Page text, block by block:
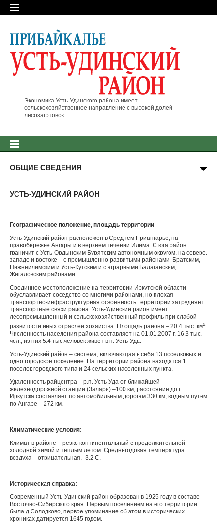
Экономика Усть-Удинского района имеет
сельскохозяйственное направление с высокой долей
лесозаготовок.
ОБЩИЕ СВЕДЕНИЯ
УСТЬ-УДИНСКИЙ РАЙОН
Географическое положение, площадь территории
Усть-Удинский район расположен в Среднем Приангарье, на
правобережье Ангары и в верхнем течении Илима. С юга район
граничит с Усть-Ордынским Бурятским автономным округом, на севере,
западе и востоке – с промышленно-развитыми районами Братским,
Нижнеилимским и Усть-Кутским и с аграрными Балаганским,
Жигаловским районами.
Срединное местоположение на территории Иркутской области
обуславливает соседство со многими районами, но плохая
транспортно-инфраструктурная освоенность территории затрудняет
транспортные связи района. Усть-Удинский район имеет
лесопромышленный и сельскохозяйственный профиль при слабой
развитости иных отраслей хозяйства. Площадь района – 20.4 тыс. км2.
Численность населения района составляет на 01.01.2007 г. 16.3 тыс.
чел., из них 5.4 тыс.человек живет в п. Усть-Уда.
Усть-Удинский район – система, включающая в себя 13 поселковых и
одно городское поселение. На территории района находятся 1
поселок городского типа и 24 сельских населенных пункта.
Удаленность райцентра – р.п. Усть-Уда от ближайшей
железнодорожной станции (Залари) –100 км, расстояние до г.
Иркутска составляет по автомобильным дорогам 330 км, водным путем
по Ангаре – 272 км.
Климатические условия:
Климат в районе – резко континентальный с продолжительной
холодной зимой и теплым летом. Среднегодовая температура
воздуха – отрицательная, -3,2 С.
Историческая справка:
Современный Усть-Удинский район образован в 1925 году в составе
Восточно-Сибирского края. Первым поселением на его территории
была д.Солодково, первое упоминание об этом в исторических
хрониках датируется 1645 годом.